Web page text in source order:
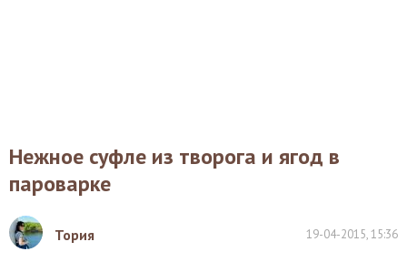
Нежное суфле из творога и ягод в
пароварке
Тория 19-04-2015, 15:36